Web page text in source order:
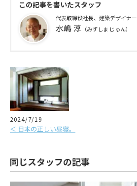
この記事を書いたスタッフ
代表取締役社長、建築デザイナー
水嶋 淳 （みずしま じゅん）
2024/7/19
＜ 日本の正しい昼寝。
同じスタッフの記事